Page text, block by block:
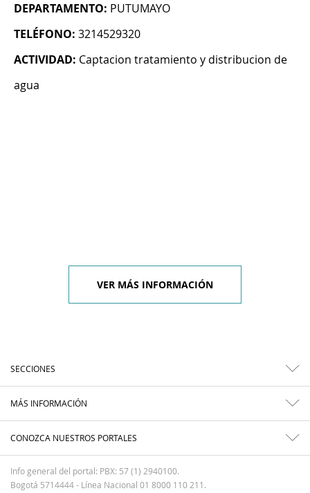
DEPARTAMENTO: PUTUMAYO
TELÉFONO: 3214529320
ACTIVIDAD: Captacion tratamiento y distribucion de
agua
VER MÁS INFORMACIÓN
SECCIONES
MÁS INFORMACIÓN
CONOZCA NUESTROS PORTALES
Info general del portal: PBX: 57 (1) 2940100.
Bogotá 5714444 - Línea Nacional 01 8000 110 211.